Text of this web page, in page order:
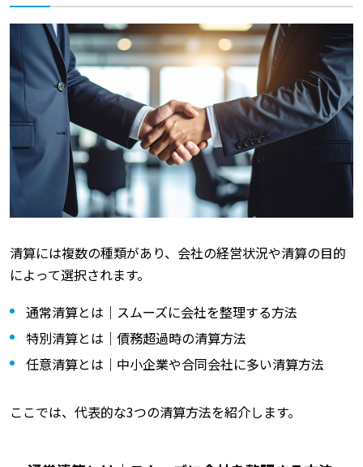
清算には複数の種類があり、会社の経営状況や清算の目的
によって選択されます。
通常清算とは｜スムーズに会社を整理する方法
特別清算とは｜債務超過時の清算方法
任意清算とは｜中小企業や合同会社に多い清算方法
ここでは、代表的な3つの清算方法を紹介します。